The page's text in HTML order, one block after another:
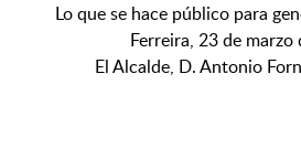
Lo que se hace público para
Ferreira, 23 de marzo
El Alcalde, D. Antonio